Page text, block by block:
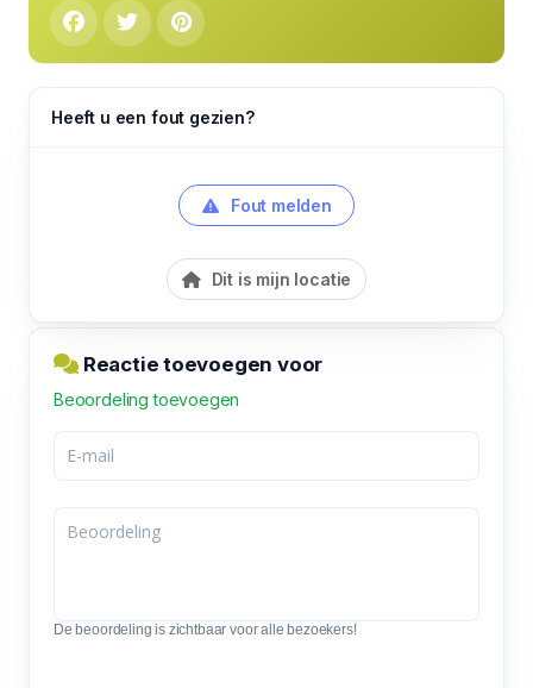
Heeft u een fout gezien?
Fout melden
Dit is mijn locatie
Reactie toevoegen voor
Beoordeling toevoegen
De beoordeling is zichtbaar voor alle bezoekers!